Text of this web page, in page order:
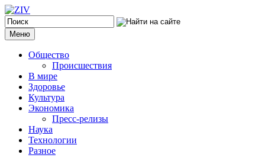
Меню
Общество
Происшествия
В мире
Здоровье
Культура
Экономика
Пресс-релизы
Наука
Технологии
Разное